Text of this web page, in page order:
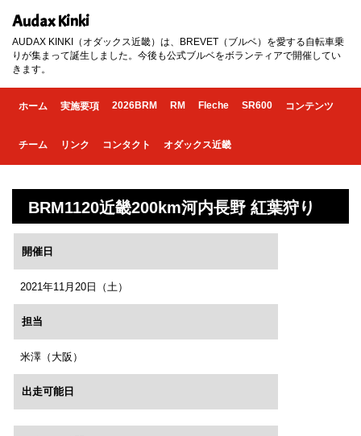
Audax Kinki
AUDAX KINKI（オダックス近畿）は、BREVET（ブルベ）を愛する自転車乗
りが集まって誕生しました。今後も公式ブルベをボランティアで開催してい
きます。
ホーム 実施要項 2026BRM RM Fleche SR600 コンテンツ
チーム リンク コンタクト オダックス近畿
BRM1120近畿200km河内長野 紅葉狩り
開催日
2021年11月20日（土）
担当
米澤（大阪）
出走可能日